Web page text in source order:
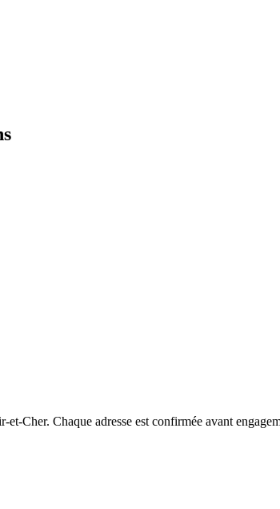
Cher. Chaque adresse est confirmée avant